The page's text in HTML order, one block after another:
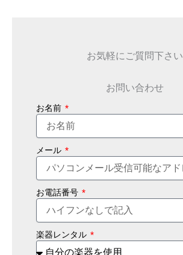
お気軽にご質問下さい
お問い合わせ
お名前
メール
お電話番号
楽器レンタル